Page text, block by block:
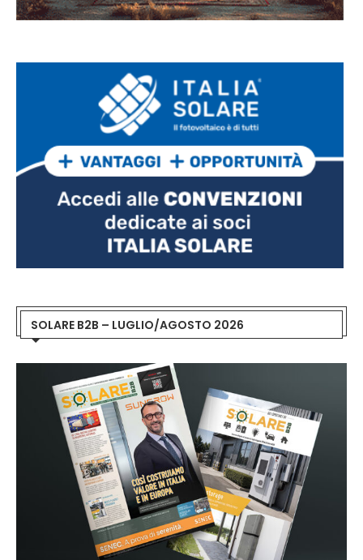
SOLARE B2B – LUGLIO/AGOSTO 2026